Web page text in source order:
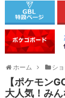
ホーム シ
【ポケモン
大人気！み